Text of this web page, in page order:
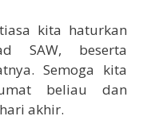
kita haturkan
SAW, beserta
Semoga kita
beliau dan
akhir.